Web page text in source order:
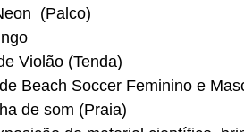
(Palco)
Violão (Tenda)
Beach Soccer Feminino e
de som (Praia)